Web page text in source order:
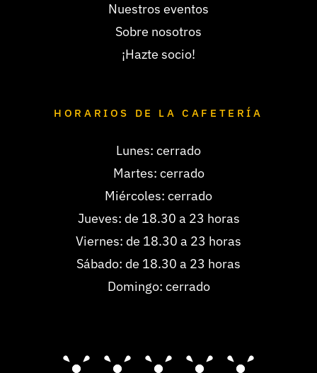
Nuestros eventos
Sobre nosotros
¡Hazte socio!
HORARIOS DE LA CAFETERÍA
Lunes: cerrado
Martes: cerrado
Miércoles: cerrado
Jueves: de 18.30 a 23 horas
Viernes: de 18.30 a 23 horas
Sábado: de 18.30 a 23 horas
Domingo: cerrado